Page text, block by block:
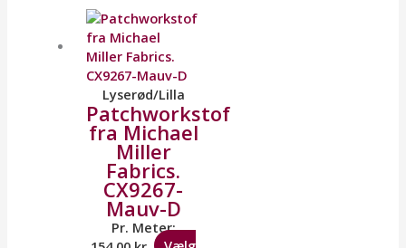
Lyserød/Lilla
Patchworkstof
fra Michael
Miller
Fabrics.
CX9267-
Mauv-D
Pr. Meter: